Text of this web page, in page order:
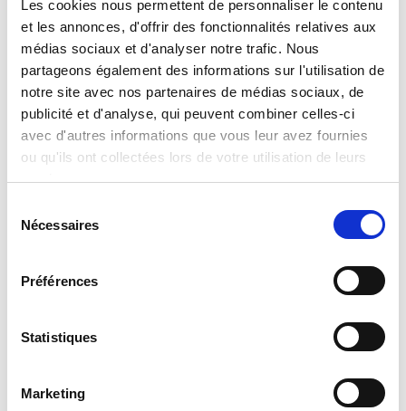
Les cookies nous permettent de personnaliser le contenu
et les annonces, d'offrir des fonctionnalités relatives aux
médias sociaux et d'analyser notre trafic. Nous
partageons également des informations sur l'utilisation de
notre site avec nos partenaires de médias sociaux, de
publicité et d'analyse, qui peuvent combiner celles-ci
avec d'autres informations que vous leur avez fournies
ou qu'ils ont collectées lors de votre utilisation de leurs
services.
Nécessaires
Préférences
Statistiques
Marketing
The Moon Academy Moon Magic Pens And
Diary
The Moon Academy Moon Nail Art